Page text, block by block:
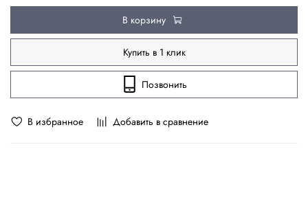
В избранное Добавить в сравнение
В корзину
Купить в 1 клик
Позвонить